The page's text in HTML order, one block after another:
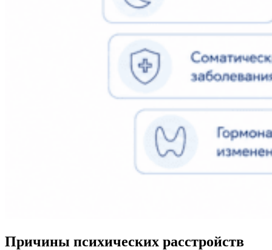
Причины психических расстройств